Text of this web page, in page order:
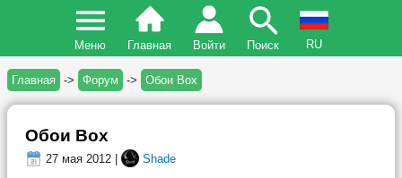
Меню Главная Войти Поиск RU
Главная -> Форум -> Обои Box
Обои Box
27 мая 2012 | Shade